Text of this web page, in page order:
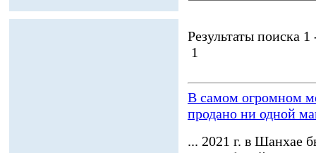
Результаты поиска 1
1
В самом огромном
продано ни одной
... 2021 г. в Шанхае